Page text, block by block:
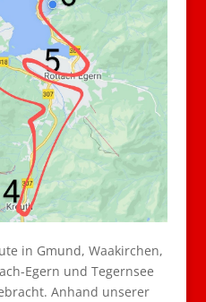
in Gmund, Waakirchen,
Egern und Tegernsee
Anhand unserer